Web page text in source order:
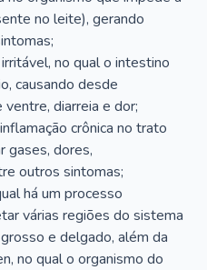
no leite), gerando
no qual o intestino
causando desde
diarreia e dor;
crônica no trato
gases, dores,
outros sintomas;
há um processo
várias regiões do sistema
e delgado, além da
no qual o organismo do